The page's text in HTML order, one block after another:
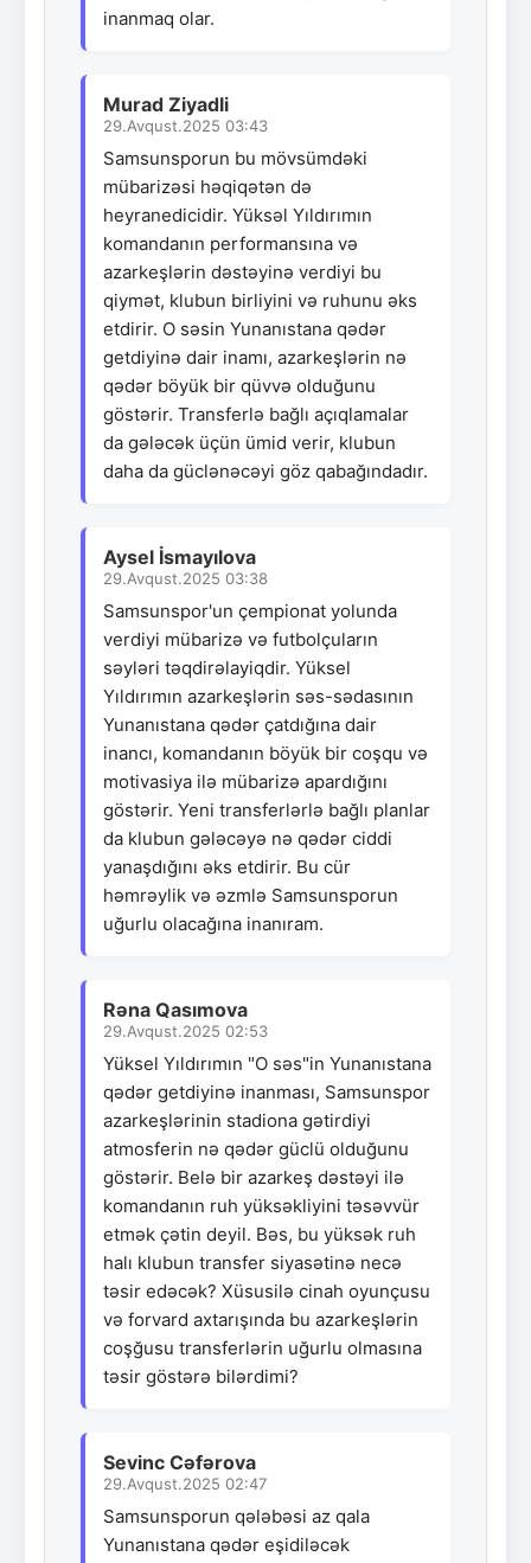
inanmaq olar.
Murad Ziyadli
29.Avqust.2025 03:43
Samsunsporun bu mövsümdəki
mübarizəsi həqiqətən də
heyranedicidir. Yüksəl Yıldırımın
komandanın performansına və
azarkeşlərin dəstəyinə verdiyi bu
qiymət, klubun birliyini və ruhunu əks
etdirir. O səsin Yunanıstana qədər
getdiyinə dair inamı, azarkeşlərin nə
qədər böyük bir qüvvə olduğunu
göstərir. Transferlə bağlı açıqlamalar
da gələcək üçün ümid verir, klubun
daha da güclənəcəyi göz qabağındadır.
Aysel İsmayılova
29.Avqust.2025 03:38
Samsunspor'un çempionat yolunda
verdiyi mübarizə və futbolçuların
səyləri təqdirəlayiqdir. Yüksel
Yıldırımın azarkeşlərin səs-sədasının
Yunanıstana qədər çatdığına dair
inancı, komandanın böyük bir coşqu və
motivasiya ilə mübarizə apardığını
göstərir. Yeni transferlərlə bağlı planlar
da klubun gələcəyə nə qədər ciddi
yanaşdığını əks etdirir. Bu cür
həmrəylik və əzmlə Samsunsporun
uğurlu olacağına inanıram.
Rəna Qasımova
29.Avqust.2025 02:53
Yüksel Yıldırımın "O səs"in Yunanıstana
qədər getdiyinə inanması, Samsunspor
azarkeşlərinin stadiona gətirdiyi
atmosferin nə qədər güclü olduğunu
göstərir. Belə bir azarkeş dəstəyi ilə
komandanın ruh yüksəkliyini təsəvvür
etmək çətin deyil. Bəs, bu yüksək ruh
halı klubun transfer siyasətinə necə
təsir edəcək? Xüsusilə cinah oyunçusu
və forvard axtarışında bu azarkeşlərin
coşğusu transferlərin uğurlu olmasına
təsir göstərə bilərdimi?
Sevinc Cəfərova
29.Avqust.2025 02:47
Samsunsporun qələbəsi az qala
Yunanıstana qədər eşidiləcək